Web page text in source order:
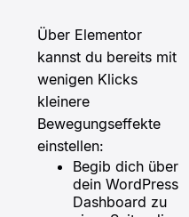
Über Elementor
kannst du bereits mit
wenigen Klicks
kleinere
Bewegungseffekte
einstellen:
Begib dich über
dein WordPress
Dashboard zu